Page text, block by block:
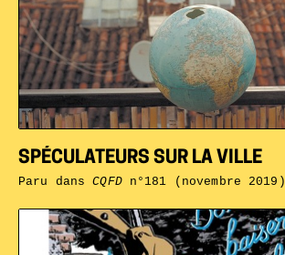
SPÉCULATEURS SUR LA VILLE
Paru dansCQFDn°181 (novembre 2019)